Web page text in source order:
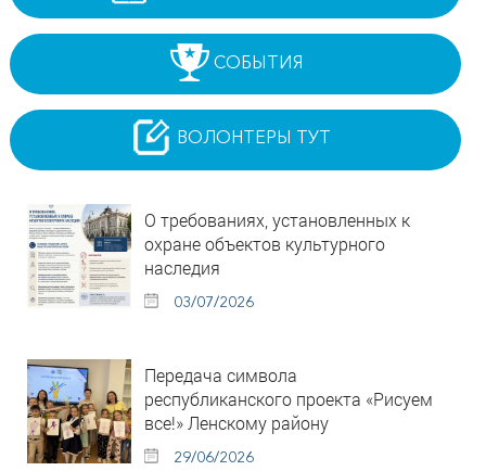
СОБЫТИЯ
ВОЛОНТЕРЫ ТУТ
О требованиях, установленных к
охране объектов культурного
наследия
03/07/2026
Передача символа
республиканского проекта «Рисуем
все!» Ленскому району
29/06/2026